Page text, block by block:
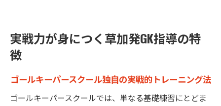
実戦力が身につく草加発GK指導の特
徴
ゴールキーパースクール独自の実戦的トレーニング法
ゴールキーパースクールでは、単なる基礎練習にとどま